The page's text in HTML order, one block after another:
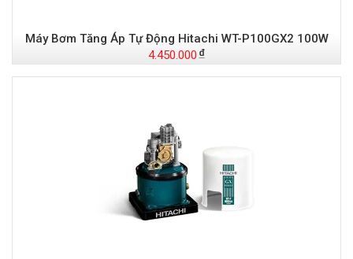
Máy Bơm Tăng Áp Tự Động Hitachi WT-P100GX2 100W
4.450.000